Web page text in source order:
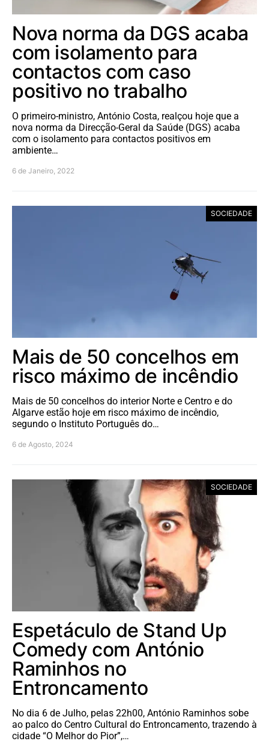
Nova norma da DGS acaba
com isolamento para
contactos com caso
positivo no trabalho
O primeiro-ministro, António Costa, realçou hoje que a
nova norma da Direcção-Geral da Saúde (DGS) acaba
com o isolamento para contactos positivos em
ambiente…
6 de Janeiro, 2022
SOCIEDADE
Mais de 50 concelhos em
risco máximo de incêndio
Mais de 50 concelhos do interior Norte e Centro e do
Algarve estão hoje em risco máximo de incêndio,
segundo o Instituto Português do…
6 de Agosto, 2024
SOCIEDADE
Espetáculo de Stand Up
Comedy com António
Raminhos no
Entroncamento
No dia 6 de Julho, pelas 22h00, António Raminhos sobe
ao palco do Centro Cultural do Entroncamento, trazendo à
cidade “O Melhor do Pior”,…